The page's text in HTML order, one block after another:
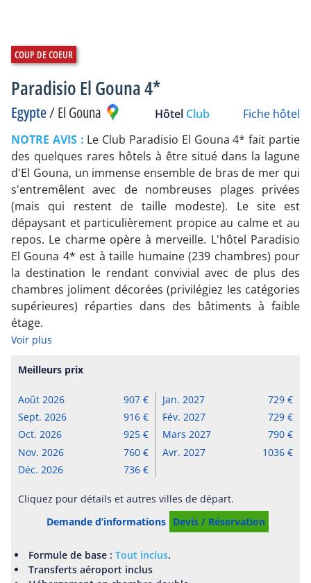
Paradisio El Gouna 4*
Egypte/El Gouna Hôtel Club
Fiche hôtel
NOTRE AVIS : Le Club Paradisio El Gouna 4* fait partie
des quelques rares hôtels à être situé dans la lagune
d'El Gouna, un immense ensemble de bras de mer qui
s'entremêlent avec de nombreuses plages privées
(mais qui restent de taille modeste). Le site est
dépaysant et particulièrement propice au calme et au
repos. Le charme opère à merveille. L'hôtel Paradisio
El Gouna 4* est à taille humaine (239 chambres) pour
la destination le rendant convivial avec de plus des
chambres joliment décorées (privilégiez les catégories
supérieures) réparties dans des bâtiments à faible
étage.
Voir plus
Demande d’informations Devis / Réservation
Meilleurs prix
Août 2026
907
Sept. 2026
916
Oct. 2026
925
Nov. 2026
760
Déc. 2026
736
Jan. 2027
729
Fév. 2027
729
Mars 2027
790
Avr. 2027
1036
Cliquez pour détails et autres villes de départ.
Formule de base :Tout inclus.
Transferts aéroport inclus